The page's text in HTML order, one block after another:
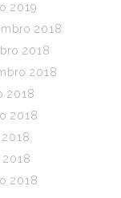
2019
2018
2018
2018
2018
2018
2018
2018